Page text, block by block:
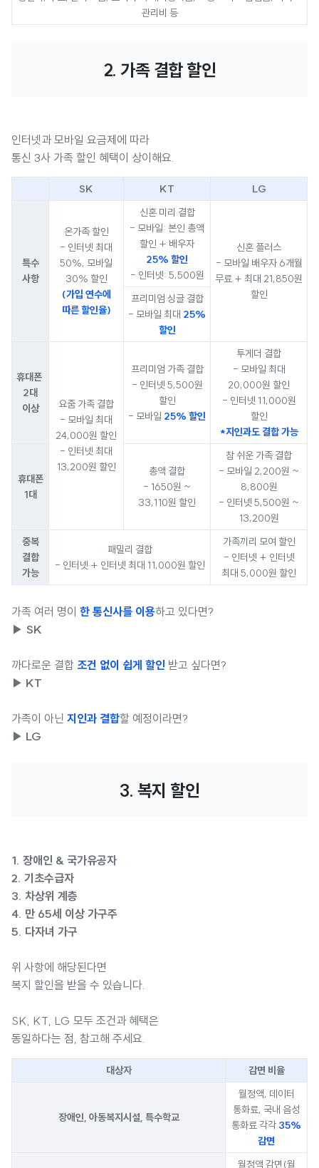
관리비 등
2. 가족 결합 할인
인터넷과 모바일 요금제에 따라
통신 3사 가족 할인 혜택이 상이해요.
SK KT LG
특수
사항
온가족 할인
- 인터넷 최대
50%, 모바일
30% 할인
(가입 연수에
따른 할인율)
신혼 미리 결합
- 모바일: 본인 총액
할인 + 배우자
25% 할인
- 인터넷: 5,500원
신혼 플러스
- 모바일 배우자 6개월
무료 + 최대 21,850원
할인
프리미엄 싱글 결합
- 모바일 최대 25%
할인
휴대폰
2대
이상
요줌 가족 결합
- 모바일 최대
24,000원 할인
- 인터넷 최대
13,200원 할인
프리미엄 가족 결합
- 인터넷 5,500원
할인
- 모바일 25% 할인
투게더 결합
- 모바일 최대
20,000원 할인
- 인터넷 11,000원
할인
*지인과도 결합 가능
휴대폰
1대
총액 결합
- 1650원 ~
33,110원 할인
참 쉬운 가족 결합
- 모바일 2,200원 ~
8,800원
- 인터넷 5,500원 ~
13,200원
중복
결합
가능
패밀리 결합
- 인터넷 + 인터넷 최대 11,000원 할인
가족끼리 모여 할인
- 인터넷 + 인터넷
최대 5,000원 할인
가족 여러 명이 한 통신사를 이용하고 있다면?
▶ SK
까다로운 결합 조건 없이 쉽게 할인 받고 싶다면?
▶ KT
가족이 아닌 지인과 결합할 예정이라면?
▶ LG
3. 복지 할인
1. 장애인 & 국가유공자
2. 기초수급자
3. 차상위 계층
4. 만 65세 이상 가구주
5. 다자녀 가구
위 사항에 해당된다면
복지 할인을 받을 수 있습니다.
SK, KT, LG 모두 조건과 혜택은
동일하다는 점, 참고해 주세요.
대상자 감면 비율
장애인, 아동복지시설, 특수학교
월정액, 데이터
통화료, 국내 음성
통화료 각각 35%
감면
월정액 감면(월